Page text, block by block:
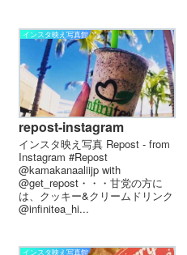
インスタ映え写真館
repost-instagram
インスタ映え写真 Repost - from
Instagram #Repost
@kamakanaaliijp with
@get_repost・・・甘党の方に
は、クッキー&クリームドリンク
@infinitea_hi...
インスタ映え写真館